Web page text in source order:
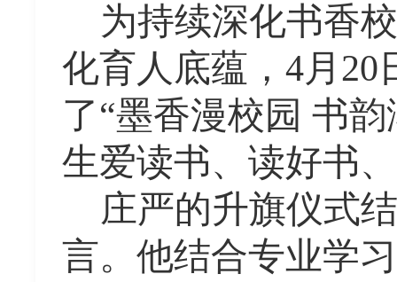
为持续深化书香
化育人底蕴， 4月 20
了“墨香漫校园 书
生爱读书、读好书
庄严的升旗仪式
言。他结合专业学